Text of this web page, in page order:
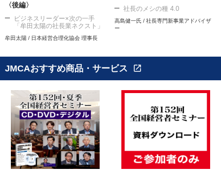
〈後編〉
ビジネスリーダー×次の一手
「牟田太陽の社長業ネクスト」
牟田太陽 / 日本経営合理化協会 理事長
社長のメシの種 4.0
高島健一氏 / 社長専門新事業アドバイザ
ー
JMCAおすすめ商品・サービス open_in_new